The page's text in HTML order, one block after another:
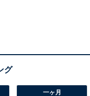
一ヶ月